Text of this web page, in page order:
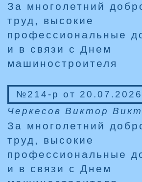
За многолетний
труд, высокие
профессиональные
и в связи с Днем
машиностроителя
№214-р от 20.07.2026
Черкесов Виктор
За многолетний
труд, высокие
профессиональные
и в связи с Днем